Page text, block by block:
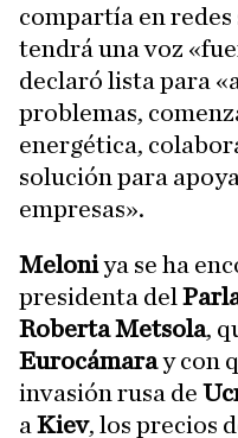
compartía en redes
tendrá una voz
declaró lista para
problemas,
energética,
solución para
empresas».
Meloniya se ha
presidenta del
Roberta Metsola,
Eurocámaray con
invasión rusa de
a Kiev, los precios